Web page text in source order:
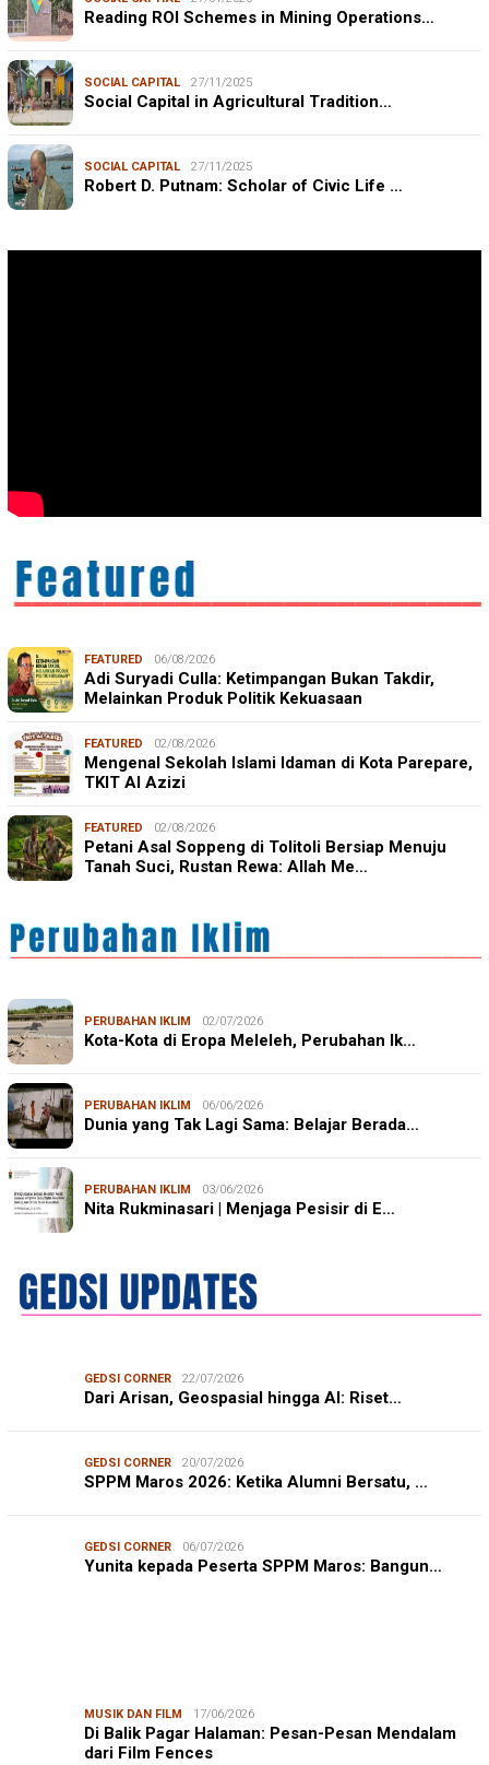
Reading ROI Schemes in Mining Operations…
SOCIAL CAPITAL 27/11/2025
Social Capital in Agricultural Tradition…
SOCIAL CAPITAL 27/11/2025
Robert D. Putnam: Scholar of Civic Life …
FEATURED 06/08/2026
Adi Suryadi Culla: Ketimpangan Bukan Takdir,
Melainkan Produk Politik Kekuasaan
FEATURED 02/08/2026
Mengenal Sekolah Islami Idaman di Kota Parepare,
TKIT Al Azizi
FEATURED 02/08/2026
Petani Asal Soppeng di Tolitoli Bersiap Menuju
Tanah Suci, Rustan Rewa: Allah Me…
PERUBAHAN IKLIM 02/07/2026
Kota-Kota di Eropa Meleleh, Perubahan Ik…
PERUBAHAN IKLIM 06/06/2026
Dunia yang Tak Lagi Sama: Belajar Berada…
PERUBAHAN IKLIM 03/06/2026
Nita Rukminasari | Menjaga Pesisir di E…
GEDSI CORNER 22/07/2026
Dari Arisan, Geospasial hingga AI: Riset…
GEDSI CORNER 20/07/2026
SPPM Maros 2026: Ketika Alumni Bersatu, …
GEDSI CORNER 06/07/2026
Yunita kepada Peserta SPPM Maros: Bangun…
MUSIK DAN FILM 17/06/2026
Di Balik Pagar Halaman: Pesan-Pesan Mendalam
dari Film Fences